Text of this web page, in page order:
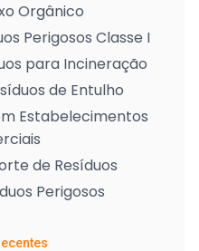
Orgânico
Perigosos Classe I
para Incineração
de Entulho
Estabelecimentos
de Resíduos
Perigosos